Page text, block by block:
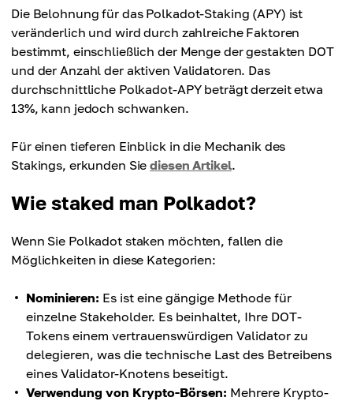
Die Belohnung für das Polkadot-Staking (APY) ist
veränderlich und wird durch zahlreiche Faktoren
bestimmt, einschließlich der Menge der gestakten DOT
und der Anzahl der aktiven Validatoren. Das
durchschnittliche Polkadot-APY beträgt derzeit etwa
13%, kann jedoch schwanken.
Für einen tieferen Einblick in die Mechanik des
Stakings, erkunden Siediesen Artikel.
Wie staked man Polkadot?
Wenn Sie Polkadot staken möchten, fallen die
Möglichkeiten in diese Kategorien:
Nominieren: Es ist eine gängige Methode für
einzelne Stakeholder. Es beinhaltet, Ihre DOT-
Tokens einem vertrauenswürdigen Validator zu
delegieren, was die technische Last des Betreibens
eines Validator-Knotens beseitigt.
Verwendung von Krypto-Börsen: Mehrere Krypto-